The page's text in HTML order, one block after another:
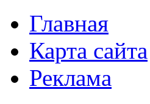
Главная
Карта сайта
Реклама